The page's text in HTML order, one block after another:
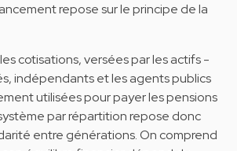
repose sur le principe de la
cotisations, versées par les actifs -
indépendants et les agents publics
utilisées pour payer les pensions
par répartition repose donc
entre générations. On comprend